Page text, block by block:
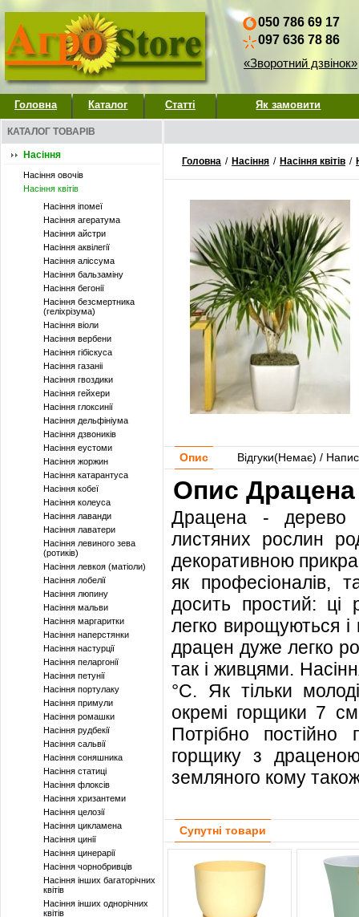
050 786 69 17
097 636 78 86
«Зворотний дзвінок»
Головна Каталог Статті Як замовити
КАТАЛОГ ТОВАРІВ
Насіння
Насіння овочів
Насіння квітів
Насіння іпомеї
Насіння агератума
Насіння айстри
Насіння аквілегії
Насіння аліссума
Насіння бальзаміну
Насіння бегонії
Насіння безсмертника
(геліхрізума)
Насіння віоли
Насіння вербени
Насіння гібіскуса
Насіння газаніі
Насіння гвоздики
Насіння гейхери
Насіння глоксинії
Насіння дельфініума
Насіння дзвоників
Насіння еустоми
Насіння жоржин
Насіння катарантуса
Насіння кобеї
Насіння колеуса
Насіння лаванди
Насіння лаватери
Насіння левиного зева
(ротиків)
Насіння левкоя (матіоли)
Насіння лобелії
Насіння люпину
Насіння мальви
Насіння маргаритки
Насіння наперстянки
Насіння настурції
Насіння пеларгонії
Насіння петунії
Насіння портулаку
Насіння примули
Насіння ромашки
Насіння рудбекії
Насіння сальвії
Насіння соняшника
Насіння статиці
Насіння флоксів
Насіння хризантеми
Насіння целозії
Насіння цикламена
Насіння цинії
Насіння цинерарії
Насіння чорнобривців
Насіння інших багаторічних
квітів
Насіння інших однорічних
квітів
Головна / Насіння / Насіння квітів /
Опис Відгуки(Немає) /
Опис
Драцена - дерево
листяних рослин
декоративною
як професіоналів,
досить простий: ці
легко вирощуються і
драцен дуже легко
так і живцями.
°С. Як тільки
окремі горщики 7
Потрібно постійно
горщику з
земляного кому
Супутні товари